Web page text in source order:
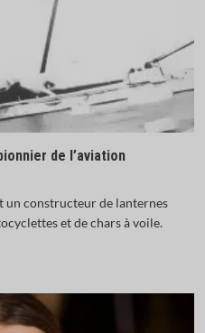
de l’aviation
un constructeur de lanternes
et de chars à voile.